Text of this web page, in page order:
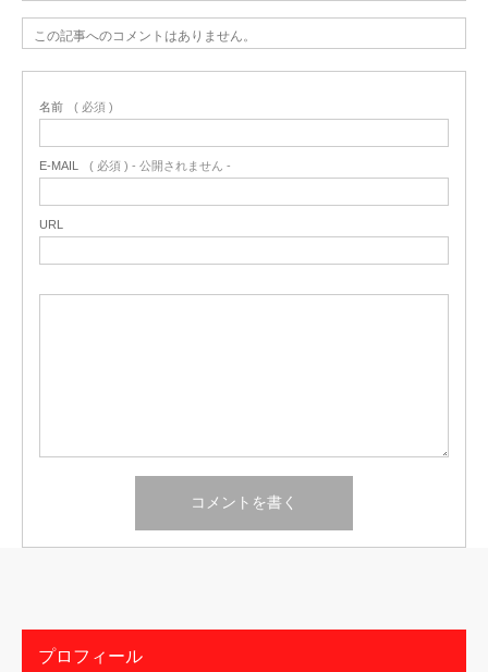
この記事へのコメントはありません。
名前 ( 必須 )
E-MAIL ( 必須 ) - 公開されません -
URL
プロフィール